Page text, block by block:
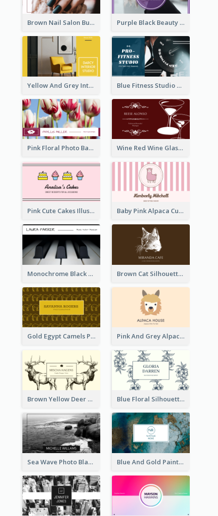
Brown Nail Salon Business Card Purple Black Beauty Salon Business Card
Yellow And Grey Interior Studio Business Card Blue Fitness Studio Business Card
Pink Floral Photo Background Photographer Business Card Wine Red Wine Glass Bartender Business Card
Pink Cute Cakes Illustration Cake Shop Business Card Baby Pink Alpaca Cute Illustration Business Card
Monochrome Black Piano Music Business Card Brown Cat Silhouette Cafe Business Card
Gold Egypt Camels Patterns Illustration Business Card Pink And Grey Alpaca Illustration Business Card
Brown Yellow Deer Silhouette Business Card Blue Floral Silhouette Elegant Business Card
Sea Wave Photo Black And White Business Card Blue And Gold Painting Texture Business Card